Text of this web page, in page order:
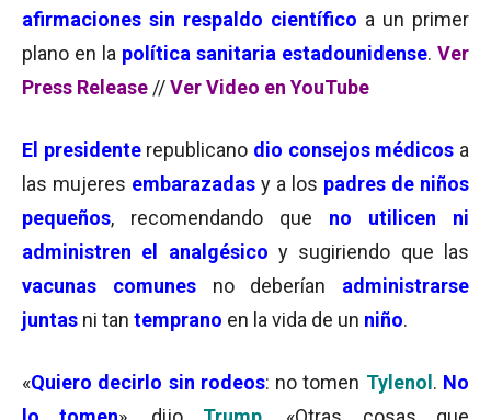
afirmaciones sin respaldo científico a un primer
plano en la política sanitaria estadounidense. Ver
Press Release //Ver Video en YouTube
El presidente republicano dio consejos médicos a
las mujeres embarazadas y a los padres de niños
pequeños, recomendando que no utilicen ni
administren el analgésico y sugiriendo que las
vacunas comunesno deberían administrarse
juntas ni tan temprano en la vida de un niño.
«Quiero decirlo sin rodeos: no tomen Tylenol . No